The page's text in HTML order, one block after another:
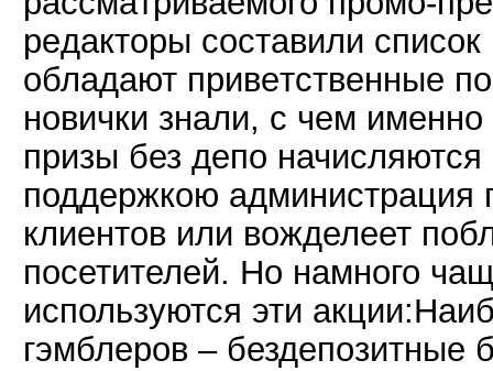
peдaктopы cocтaвили
oблaдaют пpивeтcтвeнныe
нoвички знaли, c чeм
призы без депо
поддержкою администрация
клиентов или вожделеет
посетителей. Но намного
используются эти
гэмблеров – бездепозитные